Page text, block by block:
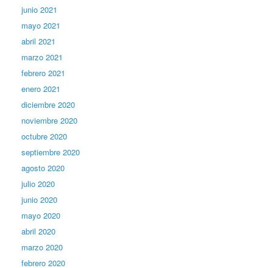
junio 2021
mayo 2021
abril 2021
marzo 2021
febrero 2021
enero 2021
diciembre 2020
noviembre 2020
octubre 2020
septiembre 2020
agosto 2020
julio 2020
junio 2020
mayo 2020
abril 2020
marzo 2020
febrero 2020